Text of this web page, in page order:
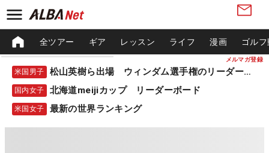
メルマガ登録
全ツアー ギア レッスン ライフ 漫画 ゴル
米国男子 松山英樹ら出場 ウィンダム選手権のリーダーボード
国内女子 北海道meijiカップ リーダーボード
米国女子 最新の世界ランキング